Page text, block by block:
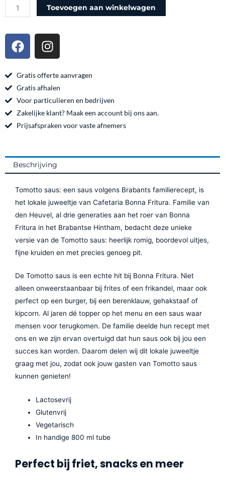
Remia
Tomotto
Saus
800ml
aantal
Toevoegen aan winkelwagen
F
a
e
b
o
o
k
I
n
t
a
g
r
a
Gratis offerte aanvragen
Gratis afhalen
Voor particulieren en bedrijven
Zakelijke klant? Maak een account bij ons aan.
Prijsafspraken voor vaste afnemers
Beschrijving
Tomotto saus: een saus volgens Brabants familierecept, is
het lokale juweeltje van Cafetaria Bonna Fritura. Familie van
den Heuvel, al drie generaties aan het roer van Bonna
Fritura in het Brabantse Hintham, bedacht deze unieke
versie van de Tomotto saus: heerlijk romig, boordevol uitjes,
fijne kruiden en met precies genoeg pit.
De Tomotto saus is een echte hit bij Bonna Fritura. Niet
alleen onweerstaanbaar bij frites of een frikandel, maar ook
perfect op een burger, bij een berenklauw, gehakstaaf of
kipcorn. Al jaren dé topper op het menu en een saus waar
mensen voor terugkomen. De familie deelde hun recept met
ons en we zijn ervan overtuigd dat hun saus ook bij jou een
succes kan worden. Daarom delen wij dit lokale juweeltje
graag met jou, zodat ook jouw gasten van Tomotto saus
kunnen genieten!
Lactosevrij
Glutenvrij
Vegetarisch
In handige 800 ml tube
Perfect bij friet, snacks en meer